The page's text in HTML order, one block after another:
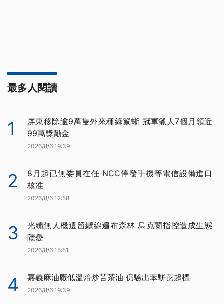
最多人閱讀
1
屏東移除逾9萬隻外來種綠鬣蜥 冠軍獵人7個月領近
99萬獎勵金
2026/8/6 19:39
2
8月起已無委員在任 NCC停發手機等電信設備進口
核准
2026/8/6 12:58
3
光纖無人機遺留纜線遍布森林 烏克蘭指控造成生態
隱憂
2026/8/6 15:51
4 嘉義麻油廠低溫焙炒苦茶油 仍驗出苯駢芘超標
2026/8/6 19:39